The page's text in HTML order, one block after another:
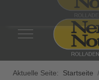
Mobile Menu Toggle
Aktuelle Seite: Startseite